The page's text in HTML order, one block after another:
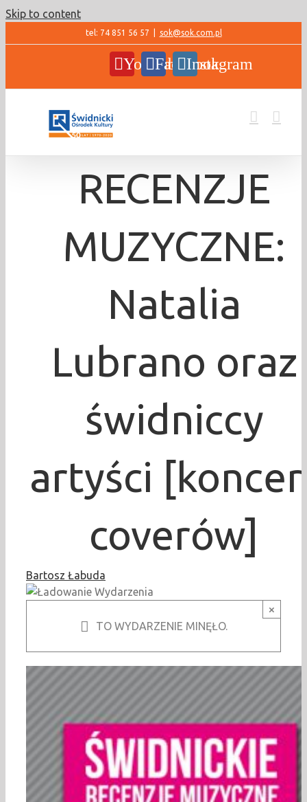
Skip to content
tel: 74 851 56 57 sok@sok.com.pl
YouTubeFacebookInstagram
RECENZJE
MUZYCZNE:
Natalia
Lubrano oraz
świdniccy
artyści
coverów]
Bartosz Łabuda
×
TO WYDARZENIE MINĘŁO.